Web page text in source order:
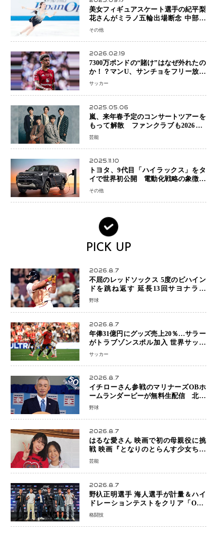
美女フィギュアスケート選手の紀平梨
花さんがミラノ五輪出場断念 中部選
手権欠場を発表「安全最優先の判断」
その他
2026.02.19
7300万ポンドの“賭け”はなぜ外れたの
か！？マンU、サンチョをフリー放出
へ・・・補強戦略の転換点に
サッカー
2025.05.06
嵐、来年春予定のコンサートツアーを
もって解散 ファンクラブも2026年5
月末で活動終了
芸能
2025.11.10
トヨタ、9代目「ハイラックス」をタ
イで世界初公開 電動化戦略の象徴と
なるBEVモデルを初設定
その他
PICK UP
2026.8.7
不屈のレッドソックス 5度のビハイン
ドを跳ね返す 延長13回サヨナラ勝
ち 吉田正尚選手も2安打1打点で貢献 4
野球
2026.8.7
年俸31億円にグッズ売上20％…サラー
がトラブゾンスポル加入 世界サッカ
ーは「五大リーグ一強」から新時代へ
サッカー
2026.8.7
イチローさん参戦のマリナーズOBホ
ームランダービーが無料生配信 北米
ならではの“魅せる興行”に世界が注目
野球
2026.8.7
はるな愛さん 映画で初の母親役に挑
戦 映画『となりのとらんす少女ちゃ
ん』11月7日公開 未来の自分との対話
芸能
2026.8.7
野杁正明選手 海人選手が計量＆ハイ
ドレーションテストをクリア「ONE
SAMURAI 2」決戦へ万全の準備整う
格闘技